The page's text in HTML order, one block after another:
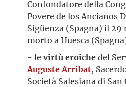
Confondatore della
Povere de los Ancianos
Sigüenza (Spagna) il 29
morto a Huesca
- le virtù eroichedel
Auguste Arribat,
Società Salesiana di